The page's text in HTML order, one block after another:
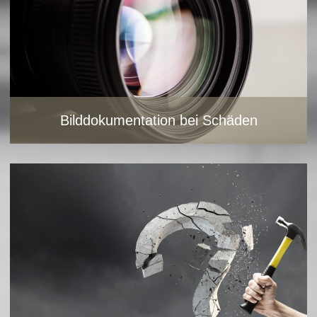
Gemeindeverordnung.
Bild vergrößern
Bilddokumentation bei Schäden
Bild vergrößern
Bilddokumentation bei Schäden
Störungen werden durch Fotos dokumentiert. Sie erhalten
alle relevanten Abzüge schnell und unkompliziert via E-Mail.
Bild vergrößern
Fragen rund um das Haus
Sie haben eine Frage? Sicher kann ich Ihnen weiterhelfen.
Bild vergrößern